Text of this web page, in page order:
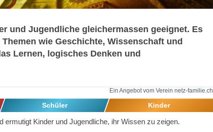
und Jugendliche gleichermassen geeignet. Es
wie Geschichte, Wissenschaft und
Lernen, logisches Denken und
Ein Angebot vom Verein netz-familie.ch
Schüler Kinder
Kinder und Jugendliche, ihr Wissen zu zeigen.